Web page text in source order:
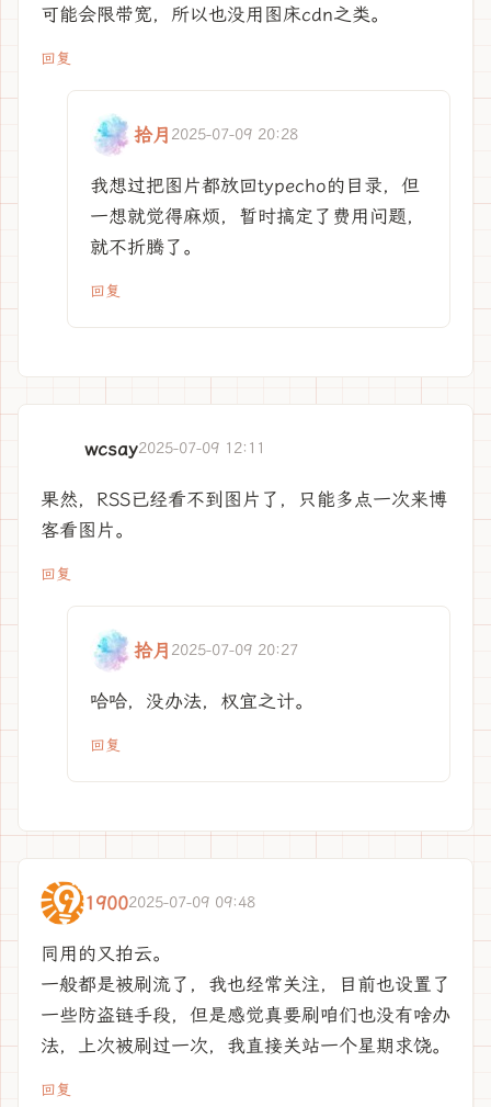
可能会限带宽，所以也没用图床cdn之类。
回复
拾月 2025-07-09 20:28
我想过把图片都放回typecho的目录，但
一想就觉得麻烦，暂时搞定了费用问题，
就不折腾了。
回复
wcsay2025-07-09 12:11
果然，RSS已经看不到图片了，只能多点一次来博
客看图片。
回复
拾月 2025-07-09 20:27
哈哈，没办法，权宜之计。
回复
19002025-07-09 09:48
同用的又拍云。
一般都是被刷流了，我也经常关注，目前也设置了
一些防盗链手段，但是感觉真要刷咱们也没有啥办
法，上次被刷过一次，我直接关站一个星期求饶。
回复